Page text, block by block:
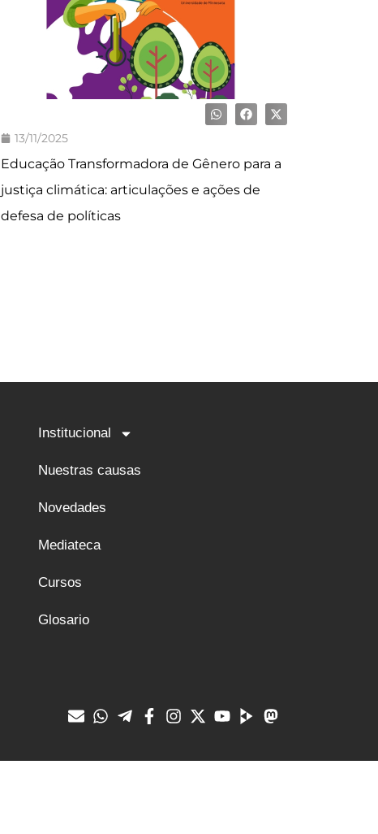
13/11/2025
Educação Transformadora de Gênero para a
justiça climática: articulações e ações de
defesa de políticas
Institucional
Nuestras causas
Novedades
Mediateca
Cursos
Glosario